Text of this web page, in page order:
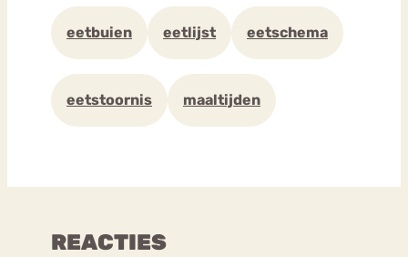
eetbuien eetlijst eetschema
eetstoornis maaltijden
REACTIES